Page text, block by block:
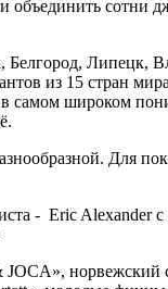
объединить сотни
Липецк,
из 15 стран
самом широком
Для
- Eric Alexander
норвежский